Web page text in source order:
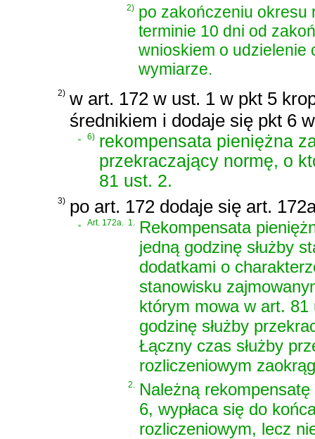
2) po zakończeniu okresu
terminie 10 dni od
wnioskiem o udzielenie
wymiarze.
2) w art. 172 w ust. 1 w pkt 5
średnikiem i dodaje się pkt 6
6) rekompensata pieniężna
przekraczający normę, o
81 ust. 2.
3) po art. 172 dodaje się art.
„ Art. 172a. 1. Rekompensata
jedną godzinę służby
dodatkami o
stanowisku
którym mowa w art. 81
godzinę służby
Łączny czas służby
rozliczeniowym
2. Należną
6, wypłaca się do
rozliczeniowym, lecz